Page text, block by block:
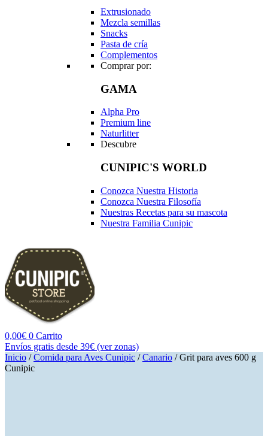
Extrusionado
Mezcla semillas
Snacks
Pasta de cría
Complementos
Comprar por:
GAMA
Alpha Pro
Premium line
Naturlitter
Descubre
CUNIPIC'S WORLD
Conozca Nuestra Historia
Conozca Nuestra Filosofía
Nuestras Recetas para su mascota
Nuestra Familia Cunipic
0,00€ 0 Carrito
Envíos gratis desde 39€ (ver zonas)
Inicio /Comida para Aves Cunipic /Canario / Grit para aves 600 g
Cunipic